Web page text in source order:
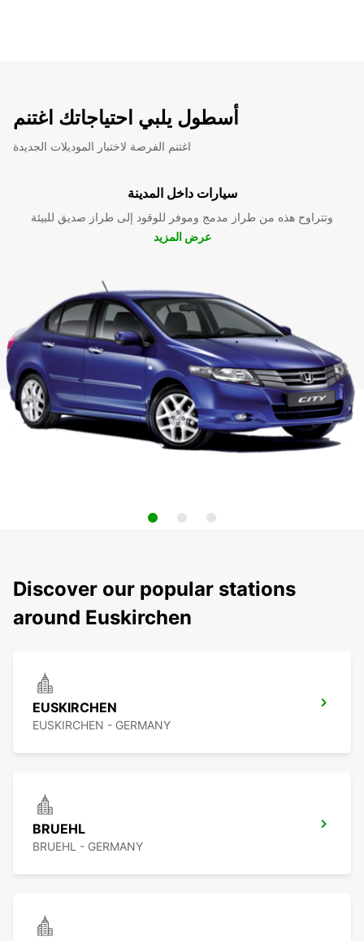
أسطول يلبي احتياجاتك اغتنم
اغتنم الفرصة لاختبار الموديلات الجديدة
سيارات داخل المدينة
وتتراوح هذه من طراز مدمج وموفر للوقود إلى طراز صديق للبيئة
عرض المزيد
Discover our popular stations
around Euskirchen
EUSKIRCHEN
EUSKIRCHEN - GERMANY
BRUEHL
BRUEHL - GERMANY